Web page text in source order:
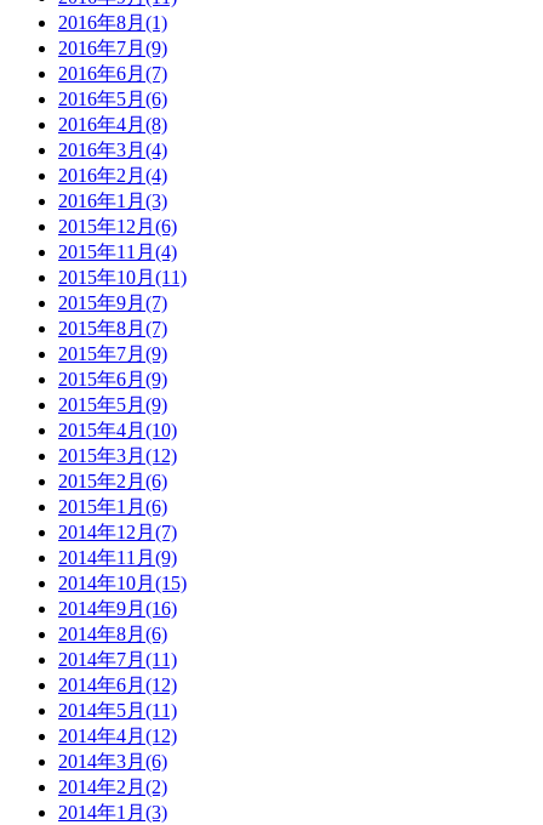
2016年8月(1)
2016年7月(9)
2016年6月(7)
2016年5月(6)
2016年4月(8)
2016年3月(4)
2016年2月(4)
2016年1月(3)
2015年12月(6)
2015年11月(4)
2015年10月(11)
2015年9月(7)
2015年8月(7)
2015年7月(9)
2015年6月(9)
2015年5月(9)
2015年4月(10)
2015年3月(12)
2015年2月(6)
2015年1月(6)
2014年12月(7)
2014年11月(9)
2014年10月(15)
2014年9月(16)
2014年8月(6)
2014年7月(11)
2014年6月(12)
2014年5月(11)
2014年4月(12)
2014年3月(6)
2014年2月(2)
2014年1月(3)